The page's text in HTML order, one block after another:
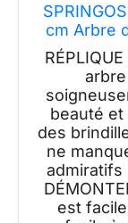
cm Arbre
beauté et
des
ne
admiratifs
est